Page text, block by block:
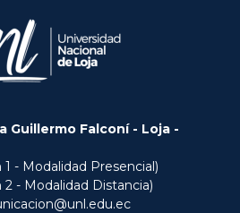
Guillermo Falconí - Loja -
1 - Modalidad Presencial)
2 - Modalidad Distancia)